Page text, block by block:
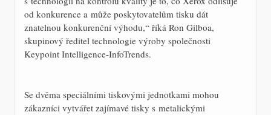
od konkurence a může poskytovatelům tisku dát
znatelnou konkurenční výhodu,“ říká Ron Gilboa,
skupinový ředitel technologie výroby společnosti
Keypoint Intelligence-InfoTrends.
Se dvěma speciálními tiskovými jednotkami mohou
zákazníci vytvářet zajímavé tisky s metalickými